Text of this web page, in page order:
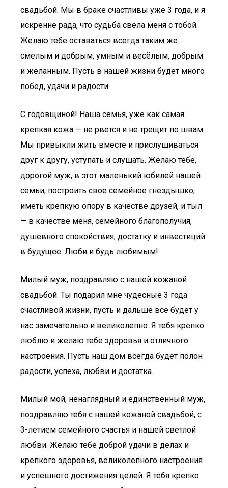
свадьбой. Мы в браке счастливы уже 3 года, и я
искренне рада, что судьба свела меня с тобой.
Желаю тебе оставаться всегда таким же
смелым и добрым, умным и весёлым, добрым
и желанным. Пусть в нашей жизни будет много
побед, удачи и радости.
С годовщиной! Наша семья, уже как самая
крепкая кожа — не рвется и не трещит по швам.
Мы привыкли жить вместе и прислушиваться
друг к другу, уступать и слушать. Желаю тебе,
дорогой муж, в этот маленький юбилей нашей
семьи, построить свое семейное гнездышко,
иметь крепкую опору в качестве друзей, и тыл
— в качестве меня, семейного благополучия,
душевного спокойствия, достатку и инвестиций
в будущее. Люби и будь любимым!
Милый муж, поздравляю с нашей кожаной
свадьбой. Ты подарил мне чудесные 3 года
счастливой жизни, пусть и дальше всё будет у
нас замечательно и великолепно. Я тебя крепко
люблю и желаю тебе здоровья и отличного
настроения. Пусть наш дом всегда будет полон
радости, успеха, любви и достатка.
Милый мой, ненаглядный и единственный муж,
поздравляю тебя с нашей кожаной свадьбой, с
3-летием семейного счастья и нашей светлой
любви. Желаю тебе доброй удачи в делах и
крепкого здоровья, великолепного настроения
и успешного достижения целей. Я тебя крепко